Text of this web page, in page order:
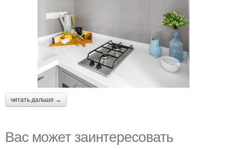
читать дальше →
Вас может заинтересовать